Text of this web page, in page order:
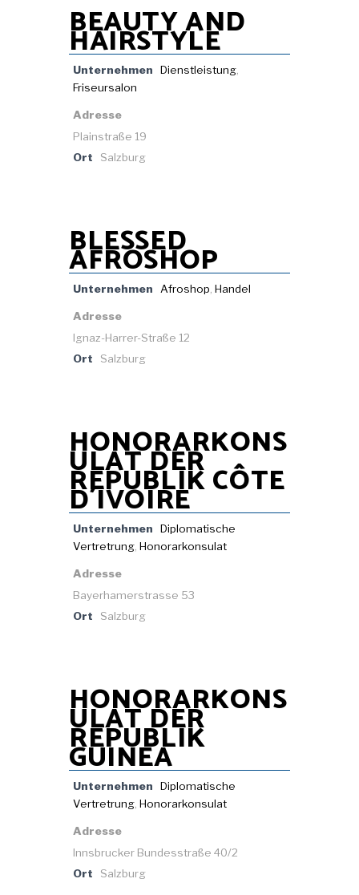
BEAUTY AND
HAIRSTYLE
Unternehmen Dienstleistung,
Friseursalon
Adresse
Plainstraße 19
Ort
Salzburg
BLESSED
AFROSHOP
Unternehmen Afroshop, Handel
Adresse
Ignaz-Harrer-Straße 12
Ort
Salzburg
HONORARKONS
ULAT DER
REPUBLIK CÔTE
D´IVOIRE
Unternehmen
Diplomatische
Vertretrung, Honorarkonsulat
Adresse
Bayerhamerstrasse 53
Ort
Salzburg
HONORARKONS
ULAT DER
REPUBLIK
GUINEA
Unternehmen
Diplomatische
Vertretrung, Honorarkonsulat
Adresse
Innsbrucker Bundesstraße 40/2
Ort
Salzburg